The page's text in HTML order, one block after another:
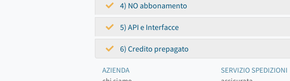
4) NO abbonamento
5) API e Interfacce
6) Credito prepagato
AZIENDA
SERVIZIO SPEDIZIONI